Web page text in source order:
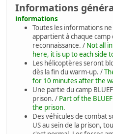
Informations
informations
Toutes les informations
appartient à chaque
reconnaissance. / Not all
here, it is up to each side
Les hélicoptères seront
dès la fin du warm-up. /
for 10 minutes after the
Une partie du camp
prison. / Part of the
the prison.
Des véhicules de combat
US au sein de la prison,